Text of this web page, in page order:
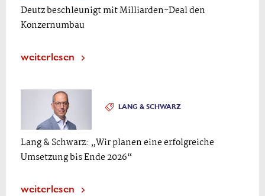
Deutz beschleunigt mit Milliarden-Deal den
Konzernumbau
weiterlesen
LANG & SCHWARZ
Lang & Schwarz: „Wir planen eine erfolgreiche
Umsetzung bis Ende 2026“
weiterlesen